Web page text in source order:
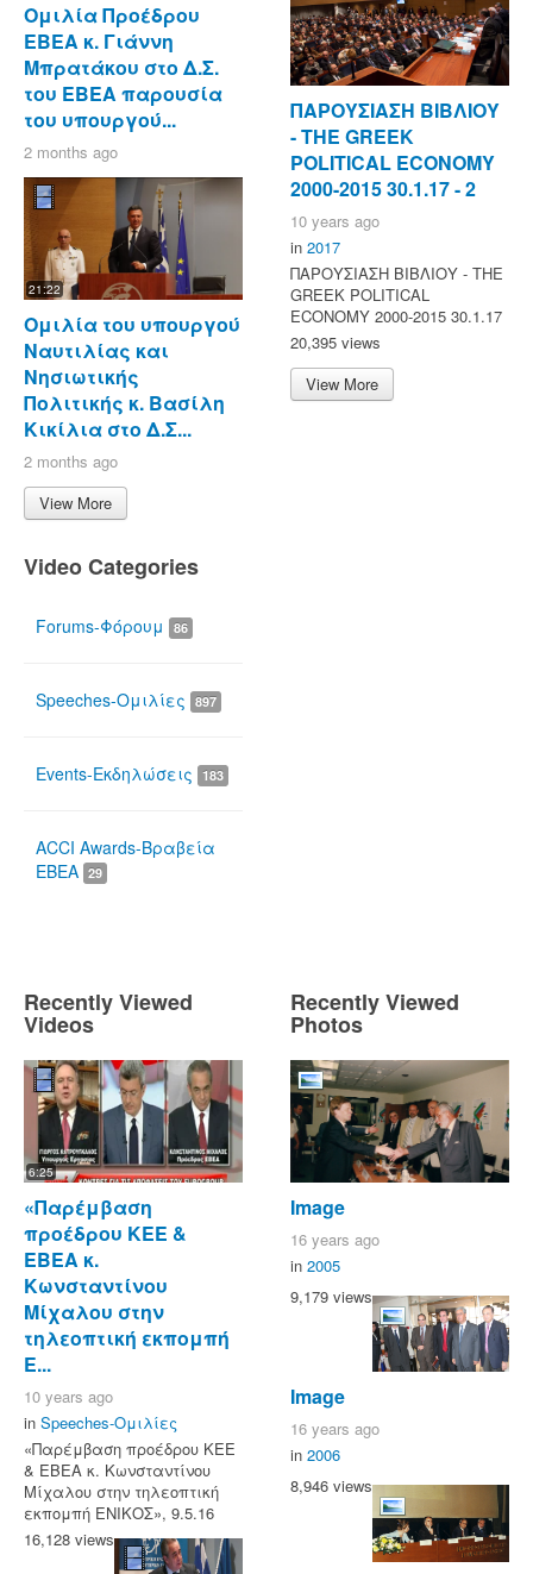
Ομιλία Προέδρου
ΕΒΕΑ κ. Γιάννη
Μπρατάκου στο Δ.Σ.
του ΕΒΕΑ παρουσία
του υπουργού...
2 months ago
21:22
Ομιλία του υπουργού
Ναυτιλίας και
Νησιωτικής
Πολιτικής κ. Βασίλη
Κικίλια στο Δ.Σ...
2 months ago
View More
Video Categories
Forums-Φόρουμ 86
Speeches-Ομιλίες 897
Events-Εκδηλώσεις 183
ACCI Awards-Βραβεία
ΕΒΕΑ 29
ΠΑΡΟΥΣΙΑΣΗ ΒΙΒΛΙΟΥ
- ΤΗΕ GREEK
POLITICAL ECONOMY
2000-2015 30.1.17 - 2
10 years ago
in 2017
ΠΑΡΟΥΣΙΑΣΗ ΒΙΒΛΙΟΥ - ΤΗΕ
GREEK POLITICAL
ECONOMY 2000-2015 30.1.17
20,395 views
View More
Recently Viewed
Videos
6:25
«Παρέμβαση
προέδρου ΚΕΕ &
ΕΒΕΑ κ.
Κωνσταντίνου
Μίχαλου στην
τηλεοπτική εκπομπή
Ε...
10 years ago
in Speeches-Ομιλίες
«Παρέμβαση προέδρου ΚΕΕ
& ΕΒΕΑ κ. Κωνσταντίνου
Μίχαλου στην τηλεοπτική
εκπομπή ΕΝΙΚΟΣ», 9.5.16
16,128 views
Recently Viewed
Photos
Image
16 years ago
in 2005
9,179 views
Image
16 years ago
in 2006
8,946 views